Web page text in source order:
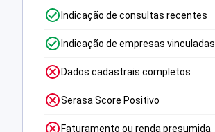
Indicação de consultas recentes
Indicação de empresas vinculadas
Dados cadastrais completos
Serasa Score Positivo
Faturamento ou renda presumida